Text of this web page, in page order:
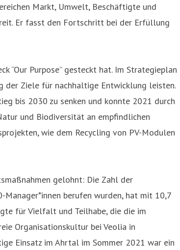
Markt, Umwelt, Beschäftigte und
Er fasst den Fortschritt bei der Erfüllung
“Our Purpose” gesteckt hat. Im Strategieplan
der Ziele für nachhaltige Entwicklung leisten.
bis 2030 zu senken und konnte 2021 durch
und Biodiversität an empfindlichen
wie dem Recycling von PV-Modulen
gelohnt: Die Zahl der
berufen wurden, hat mit 10,7
für Vielfalt und Teilhabe, die die im
Organisationskultur bei Veolia in
Einsatz im Ahrtal im Sommer 2021 war ein